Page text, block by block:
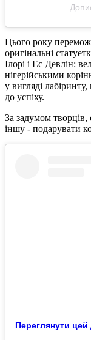
Цього року
оригінальні
Ілорі і Ес Девлін:
нігерійськими
у вигляді
до успіху.
За задумом
іншу - подарувати
Переглянути